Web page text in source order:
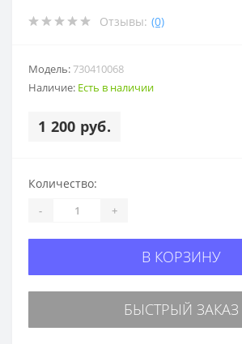
Отзывы: (0)
Модель:730410068
Наличие: Есть в наличии
1 200 руб.
Количество:
- +
В КОРЗИНУ
БЫСТРЫЙ ЗАКАЗ